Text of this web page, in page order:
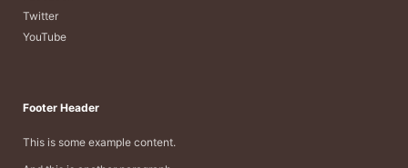
Twitter
YouTube
Footer Header
This is some example content.